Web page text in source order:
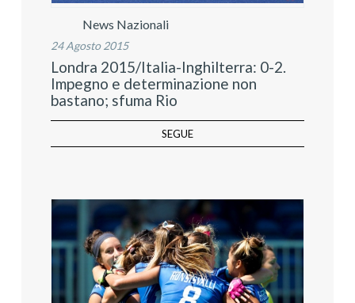
News Nazionali
24 Agosto 2015
Londra 2015/Italia-Inghilterra: 0-2.
Impegno e determinazione non
bastano; sfuma Rio
SEGUE